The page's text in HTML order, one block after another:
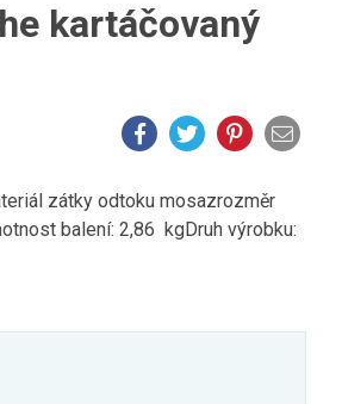
kartáčovaný
zátky odtoku mosazrozměr
balení: 2,86 kgDruh výrobku: